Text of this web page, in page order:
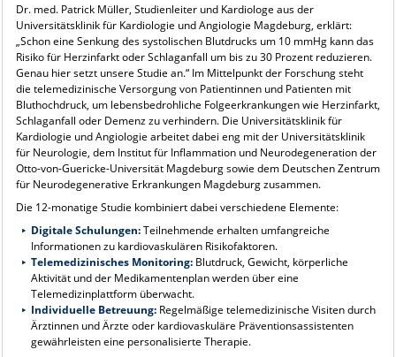
Dr. med. Patrick Müller, Studienleiter und Kardiologe aus der
Universitätsklinik für Kardiologie und Angiologie Magdeburg, erklärt:
„Schon eine Senkung des systolischen Blutdrucks um 10 mmHg kann das
Risiko für Herzinfarkt oder Schlaganfall um bis zu 30 Prozent reduzieren.
Genau hier setzt unsere Studie an.“ Im Mittelpunkt der Forschung steht
die telemedizinische Versorgung von Patientinnen und Patienten mit
Bluthochdruck, um lebensbedrohliche Folgeerkrankungen wie Herzinfarkt,
Schlaganfall oder Demenz zu verhindern. Die Universitätsklinik für
Kardiologie und Angiologie arbeitet dabei eng mit der Universitätsklinik
für Neurologie, dem Institut für Inflammation und Neurodegeneration der
Otto-von-Guericke-Universität Magdeburg sowie dem Deutschen Zentrum
für Neurodegenerative Erkrankungen Magdeburg zusammen.
Die 12-monatige Studie kombiniert dabei verschiedene Elemente:
Digitale Schulungen:Teilnehmende erhalten umfangreiche
Informationen zu kardiovaskulären Risikofaktoren.
Telemedizinisches Monitoring: Blutdruck, Gewicht, körperliche
Aktivität und der Medikamentenplan werden über eine
Telemedizinplattform überwacht.
Individuelle Betreuung: Regelmäßige telemedizinische Visiten durch
Ärztinnen und Ärzte oder kardiovaskuläre Präventionsassistenten
gewährleisten eine personalisierte Therapie.